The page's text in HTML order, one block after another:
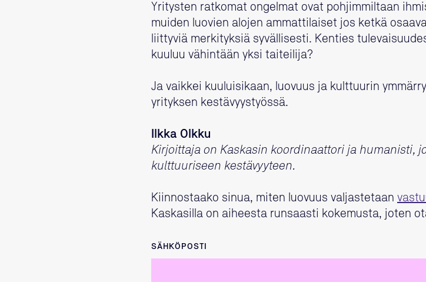
Yritysten ratkomat ongelmat ovat pohjimmiltaan
muiden luovien alojen ammattilaiset jos ketkä
liittyviä merkityksiä syvällisesti. Kenties
kuuluu vähintään yksi taiteilija?
Ja vaikkei kuuluisikaan, luovuus ja kulttuurin
yrityksen kestävyystyössä.
Ilkka Olkku
Kirjoittaja on Kaskasin koordinaattori ja humanisti,
kulttuuriseen kestävyyteen.
Kiinnostaako sinua, miten luovuus valjastetaan
Kaskasilla on aiheesta runsaasti kokemusta, joten
SÄHKÖPOSTI